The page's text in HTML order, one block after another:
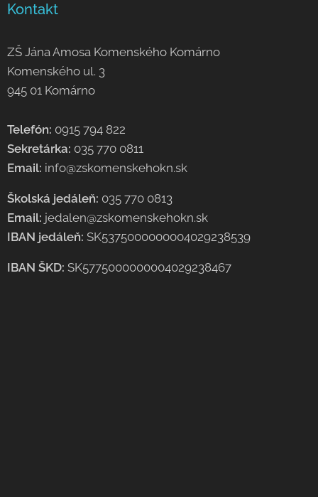
Kontakt
ZŠ Jána Amosa Komenského Komárno
Komenského ul. 3
945 01 Komárno
Telefón: 0915 794 822
Sekretárka: 035 770 0811
Email: info@zskomenskehokn.sk
Školská jedáleň: 035 770 0813
Email: jedalen@zskomenskehokn.sk
IBAN jedáleň: SK5375000000004029238539
IBAN ŠKD: SK5775000000004029238467